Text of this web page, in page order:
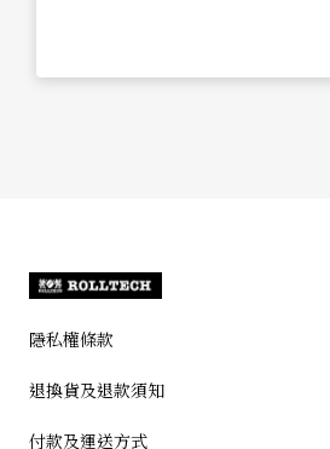
隱私權條款
退換貨及退款須知
付款及運送方式